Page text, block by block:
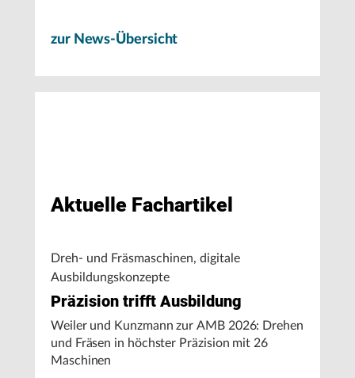
zur News-Übersicht
Aktuelle Fachartikel
Dreh- und Fräsmaschinen, digitale
Ausbildungskonzepte
Präzision trifft Ausbildung
Weiler und Kunzmann zur AMB 2026: Drehen
und Fräsen in höchster Präzision mit 26
Maschinen